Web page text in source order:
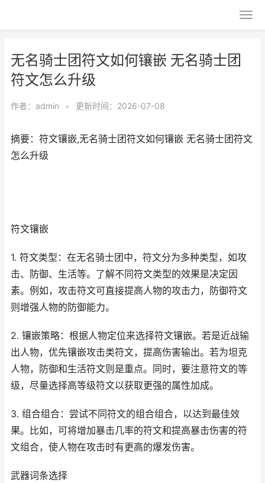
无名骑士团符文如何镶嵌 无名骑士团
符文怎么升级
作者： admin • 更新时间：2026-07-08
摘要：符文镶嵌,无名骑士团符文如何镶嵌 无名骑士团符文
怎么升级
符文镶嵌
1. 符文类型：在无名骑士团中，符文分为多种类型，如攻
击、防御、生活等。了解不同符文类型的效果是决定因
素。例如，攻击符文可直接提高人物的攻击力，防御符文
则增强人物的防御能力。
2. 镶嵌策略：根据人物定位来选择符文镶嵌。若是近战输
出人物，优先镶嵌攻击类符文，提高伤害输出。若为坦克
人物，防御和生活符文则是重点。同时，要注意符文的等
级，尽量选择高等级符文以获取更强的属性加成。
3. 组合组合：尝试不同符文的组合组合，以达到最佳效
果。比如，可将增加暴击几率的符文和提高暴击伤害的符
文组合，使人物在攻击时有更高的爆发伤害。
武器词条选择